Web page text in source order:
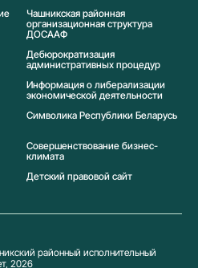
Чашникская районная
организационная структура
ДОСААФ
Дебюрократизация
административных процедур
Информация о либерализации
экономической деятельности
Символика Реcпублики Беларусь
Совершенствование бизнес-
климата
Детский правовой сайт
районный исполнительный
2026